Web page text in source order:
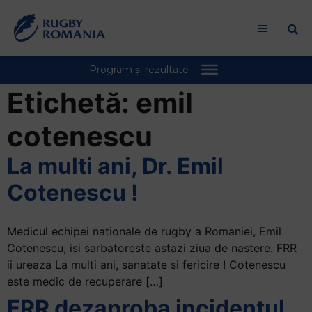
in
Accessibility
screen
To
start
the
All
One
Accessibility
screen
reader,
"Ctrl
Etichetă: emil
cotenescu
La multi ani, Dr. Emil
Cotenescu !
Medicul echipei nationale de rugby a Romaniei, Emil
Cotenescu, isi sarbatoreste astazi ziua de nastere. FRR
ii ureaza La multi ani, sanatate si fericire ! Cotenescu
este medic de recuperare […]